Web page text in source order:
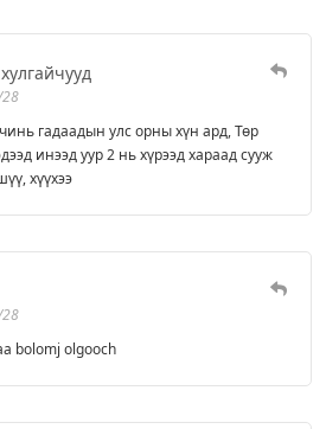
чинь гадаадын улс орны хүн ард, Төр
инээд уур 2 нь хүрээд хараад сууж
хүүхээ
bolomj olgooch